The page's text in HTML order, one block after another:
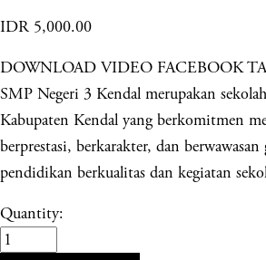
IDR 5,000.00
DOWNLOAD VIDEO FACEBOOK
SMP Negeri 3 Kendal merupakan
Kabupaten Kendal yang berkomitmen
berprestasi, berkarakter, dan
pendidikan berkualitas dan kegiatan
Quantity: